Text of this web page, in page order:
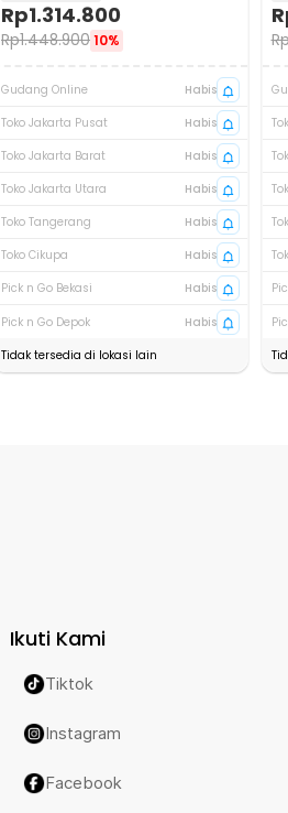
Rp1.314.800
Rp1.448.90010%
Gudang Online
Habis
Toko Jakarta Pusat
Habis
Toko Jakarta Barat
Habis
Toko Jakarta Utara
Habis
Toko Tangerang
Habis
Toko Cikupa
Habis
Pick n Go Bekasi
Habis
Pick n Go Depok
Habis
Tidak tersedia di lokasi lain
Ikuti Kami
Tiktok
Instagram
Facebook